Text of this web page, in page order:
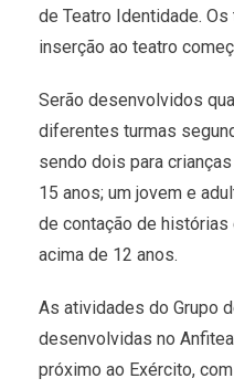
de Teatro Identidade.
inserção ao teatro
Serão desenvolvidos
diferentes turmas
sendo dois para
15 anos; um jovem e
de contação de
acima de 12 anos.
As atividades do Grupo
desenvolvidas no
próximo ao Exército,